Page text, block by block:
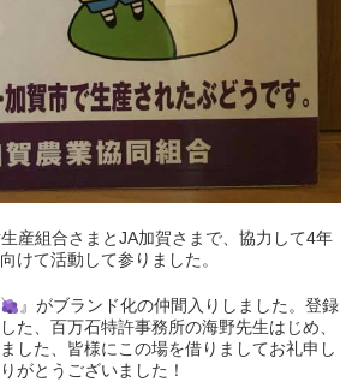
産組合さまとJA加賀さまで、協力して4年
けて活動して参りました。
』がブランド化の仲間入りしました。登録
た、百万石特許事務所の海野先生はじめ、
した、皆様にこの場を借りましてお礼申し
がとうございました！